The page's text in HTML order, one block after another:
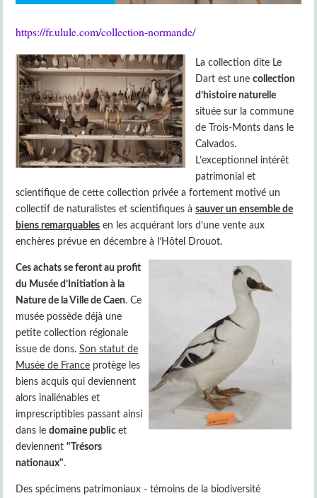
https://fr.ulule.com/collection-normande/
La collection dite Le
Dart est unecollection
d’histoire naturelle
située sur la commune
de Trois-Monts dans le
Calvados.
L’exceptionnel intérêt
patrimonial et
scientifique de cette collection privée a fortement motivé un
collectif de naturalistes et scientifiques àsauver un ensemble de
biens remarquables en les acquérant lors d’une vente aux
enchères prévue en décembre à l’Hôtel Drouot.
Ces achats se feront au profit
du Musée d’Initiation à la
Nature de la Ville de Caen. Ce
musée possède déjà une
petite collection régionale
issue de dons.Son statut de
Musée de France protège les
biens acquis qui deviennent
alors inaliénables et
imprescriptibles passant ainsi
dans ledomaine publicet
deviennent"Trésors
nationaux".
Des spécimens patrimoniaux - témoins de la biodiversité